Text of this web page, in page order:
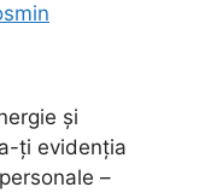
și
ți evidenția
–